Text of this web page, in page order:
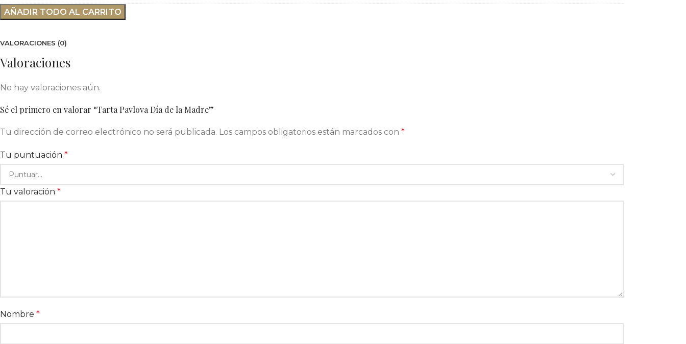
Corazones
AÑADIR TODO AL CARRITO
VALORACIONES (0)
Valoraciones
No hay valoraciones aún.
Sé el primero en valorar “Tarta Pavlova Día de la Madre”
Tu dirección de correo electrónico no será publicada. Los campos obligatorios están marcados con *
Tu puntuación *
Tu valoración *
Nombre *